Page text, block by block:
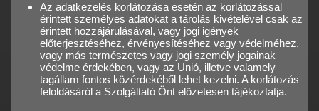
Az adatkezelés korlátozása esetén az korlátozással
érintett személyes adatokat a tárolás kivételével csak az
érintett hozzájárulásával, vagy jogi igények
előterjesztéséhez, érvényesítéséhez vagy védelméhez,
vagy más természetes vagy jogi személy jogainak
védelme érdekében, vagy az Unió, illetve valamely
tagállam fontos közérdekéből lehet kezelni. A korlátozás
feloldásáról a Szolgáltató Önt előzetesen tájékoztatja.